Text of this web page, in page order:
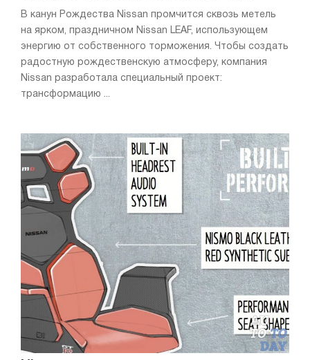
В канун Рождества Nissan промчится сквозь метель
на ярком, праздничном Nissan LEAF, использующем
энергию от собственного торможения. Чтобы создать
радостную рождественскую атмосферу, компания
Nissan разработала специальный проект:
трансформацию ...